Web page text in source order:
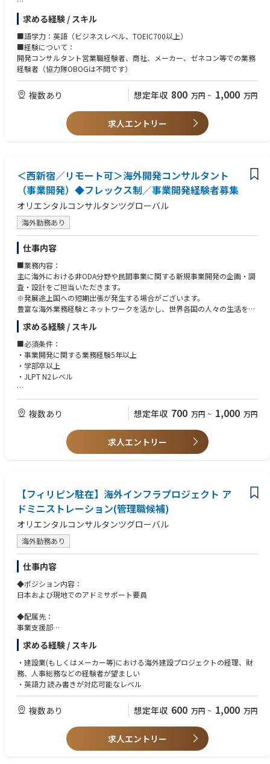
■業務の特徴：
情報収集等のリサーチ系の業務や評価業務から、技術協力プロジェクトに
おける事業実施まで、プロジェクトの上流から下流までを幅広く網羅し、
対応できる“総合力”が当社の強みです。
営業部門は、途上国の開発プロジェクトの受注に向けて、JICAをはじめと
手続きまで幅広くサポートします。
総合コンサルタントとしての当社の事業分野は多岐にわたり、営業職にも
多様な専門性や視点、柔軟な思考力が求められます。国内にいながら途上
国の開発事業に関わりたい方、一般的な営業職の仕事とはひと味違う面白
各社員の事情に配慮した就業を心がけています。多様なバックグラウンド
の方が活躍している部門です。
＜担当プロジェクト＞
東南アジア、中東、アフリカなどの発展途上国における建築物。
(具体的な国)ミャンマー、インドネシア、フィリピン、ネパール、バング
ラディシュ、インド、スリランカ、コンゴ民主共和国、
ナイジェリア、コートジボワール、
例としては、大学、空港、駅舎、行政関連の建設物、病院、中学校、保健
所、美術館、博物館等、多岐に亘ります。
求める経験 / スキル
■語学力：英語（ビジネスレベル、TOEIC700以上）
■経験について：
開発コンサルタント営業職経験者、商社、メーカー、ゼネコン等での業務
経験者（協力隊OBOGは不問です）
複数あり 想定年収 800 万円 ~ 1,000 万円
求人エントリー
＜西新宿／リモート可＞海外開発コンサルタント
（事業開発）◆フレックス制／事業開発経験者募集
オリエンタルコンサルタンツグローバル
海外勤務あり
仕事内容
■業務内容：
主に海外における非ODA分野や民間事業に関する新規事業開発の企画・調
査・設計をご担当いただきます。
※発展途上国への短期出張が発生する場合がございます。
豊富な海外業務経験とネットワークを活かし、世界各国の人々の生活を支
える社会環境経済基盤の整備に貢献している当社にて、海外開発コンサル
タント（事業開発）としての業務をお任せします。
英語を使っての業務も多くございますので、海外勤務経験や海外のクライ
アントとの折衝経験をお持ちの方は大歓迎です。
※当社のプロジェクト例：OC Global 総合コンサルタント 多様な分野 イ
ンドネシア編
■当社の特徴：
＜海外専門・開発コンサルタントのリーディングカンパニー＞
長年にわたり培ってきたノウハウとネットワークで、国家規模かつ複雑な
プロジェクトを手掛けています。
まだまだ受注残のプロジェクトがあり、事業拡大のため新たな仲間を募集
中です。
＜1957年に創業して以来、安定的に成長＞
売上・利益は過去最高を更新、安定した経営基盤に加え、新規事業やM&A
にも積極的に取り組み、さらなる成長を続けています。
また、4期連続ベースアップを実施しており、業界トップレベルの給与水
準を目指しています。
＜柔軟な働き方をサポート＞
とりのライフスタイルに合わせた働き方を実現できます。
また、当社で働く社員の産休・育休後の復職率は100％、男性の育児休業
＜成長を続けるための制度＞
専門知識を深めるための研修制度や、資格取得支援制度が充実していま
す。
求める経験 / スキル
■必須条件：
・事業開発に関する業務経験5年以上
・学部卒以上
・JLPT N2レベル
■歓迎条件：
・TOEIC（R）テスト730点以上
・ビジネスコンサルティングでの業務経験
・事業の海外展開に関する業務経験
・ＯＤＡの知見、開発コンサルタントの経験
複数あり 想定年収 700 万円 ~ 1,000 万円
求人エントリー
【フィリピン駐在】海外インフラプロジェクト ア
ドミニストレーション(管理職候補)
オリエンタルコンサルタンツグローバル
海外勤務あり
仕事内容
◆ポジション内容：
日本および現地でのアドミサポート要員
◆配属先：
事業支援部
◆職務内容
■具体的な業務：
・海外プロジェクトアドミ支援業務全般
・国内外パートナー（顧客、JV、下請け、個人契約者等）との協議及び契
・プロジェクト入金管理
・プロジェクト事務所の立ち上げ
・プロジェクト精算業務
・海外プロジェクト税務 等
求める経験 / スキル
・建設業(もしくはメーカー等)における海外建設プロジェクトの経理、財
務、人事総務などの経験者が望ましい
・英語力 読み書きが対応可能なレベル
複数あり 想定年収 600 万円 ~ 1,000 万円
求人エントリー